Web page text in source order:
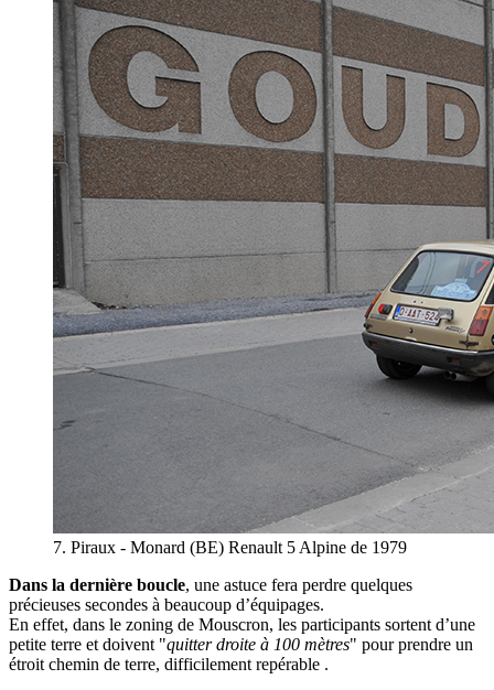
7. Piraux - Monard (BE) Renault 5 Alpine de 1979
Dans la dernière boucle, une astuce fera perdre quelques
précieuses secondes à beaucoup d’équipages.
En effet, dans le zoning de Mouscron, les participants sortent d’une
petite terre et doivent "quitter droite à 100 mètres" pour prendre un
étroit chemin de terre, difficilement repérable .